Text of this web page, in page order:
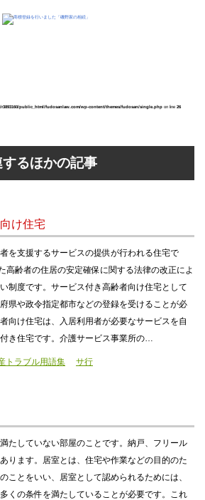
r3893160/public_html/fudosanlaw.com/wp-content/themes/fudosan/single.php on line 26
るほかの記事
け住宅
を支援するサービスの提供が行われる住宅で
高齢者の住居の安定確保に関する法律の改正によ
制度です。サービス付き高齢者向け住宅として
県や政令指定都市などの登録を受けることが必
向け住宅は、入居利用者が必要なサービスを自
き住宅です。介護サービス事業所の…
トラブル用語集 サ行
たしていない部屋のことです。納戸、フリール
ります。居室とは、住宅や作業などの目的のた
ことをいい、居室として認められるためには、
くの条件を満たしていることが必要です。これ